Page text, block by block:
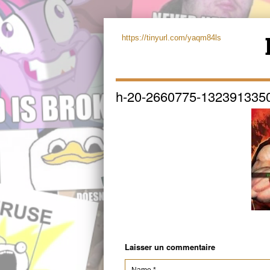
https://tinyurl.com/yaqm84ls
h-20-2660775-
Laisser un commentaire